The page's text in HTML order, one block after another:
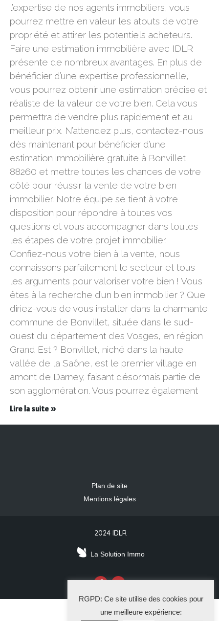
l’expertise de nos agents immobiliers, vous
pourrez mettre en valeur les atouts de votre
propriété et attirer les potentiels acheteurs.
Faire une estimation immobilière avec IDLR
présente de nombreux avantages. En plus de
bénéficier d’une expertise professionnelle,
vous pourrez obtenir une estimation précise et
réaliste de la valeur de votre bien. Cela vous
permettra de vendre plus rapidement et au
meilleur prix. N’attendez plus, contactez-nous
dès maintenant pour bénéficier d’une
estimation immobilière gratuite à Bonvillet
88260 et mettre toutes les chances de votre
côté pour réussir la vente de votre bien
immobilier. Notre équipe se tient à votre
disposition pour répondre à toutes vos
questions et vous accompagner dans toutes
les étapes de votre projet immobilier.
Confiez-nous votre bien à la vente, nous
connaissons parfaitement le secteur et tous
les arguments pour valoriser votre bien ! Vous
êtes à la recherche d’un bien immobilier ? Que
diriez-vous de vous installer dans la charmante
commune de Bonvillet, située dans le sud-
ouest du département des Vosges, en région
Grand Est ? Bonvillet, niché dans la haute
vallée de la Saône, est le premier village en
amont de Darney, faisant désormais partie de
son agglomération. Vous pourrez également
Lire la suite »
Plan de site
Mentions légales
2024 IDLR
La Solution Immo
RGPD: Ce site utilise des cookies pour
une meilleure expérience: